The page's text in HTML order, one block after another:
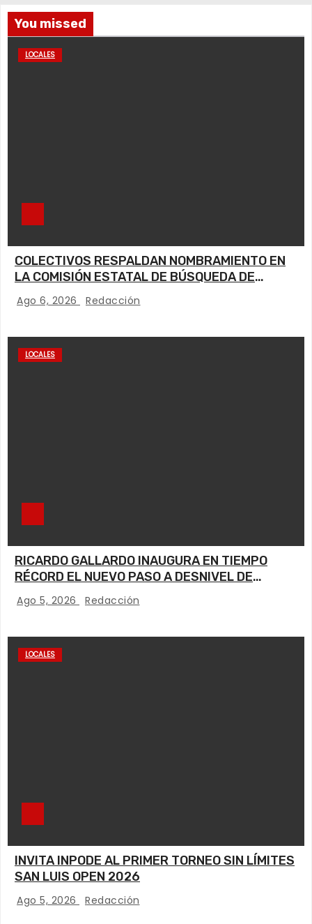
You missed
LOCALES
COLECTIVOS RESPALDAN NOMBRAMIENTO EN
LA COMISIÓN ESTATAL DE BÚSQUEDA DE
PERSONAS.
Ago 6, 2026 Redacción
LOCALES
RICARDO GALLARDO INAUGURA EN TIEMPO
RÉCORD EL NUEVO PASO A DESNIVEL DE
CIRCUITO POTOSÍ
Ago 5, 2026 Redacción
LOCALES
INVITA INPODE AL PRIMER TORNEO SIN LÍMITES
SAN LUIS OPEN 2026
Ago 5, 2026 Redacción